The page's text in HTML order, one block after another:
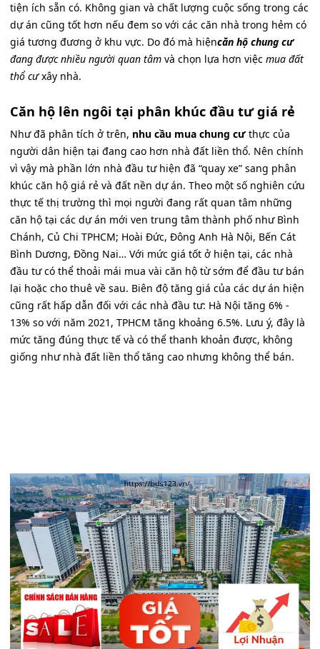
tiện ích sẵn có. Không gian và chất lượng cuộc sống trong các
dự án cũng tốt hơn nếu đem so với các căn nhà trong hẻm có
giá tương đương ở khu vực. Do đó mà hiệncăn hộ chung cư
đang được nhiều người quan tâm và chọn lựa hơn việc mua đất
thổ cưxây nhà.
Căn hộ lên ngôi tại phân khúc đầu tư giá rẻ
Như đã phân tích ở trên, nhu cầu mua chung cưthực của
người dân hiện tại đang cao hơn nhà đất liền thổ. Nên chính
vì vậy mà phần lớn nhà đầu tư hiện đã “quay xe” sang phân
khúc căn hộ giá rẻ và đất nền dự án. Theo một số nghiên cứu
thực tế thị trường thì mọi người đang rất quan tâm những
căn hộ tại các dự án mới ven trung tâm thành phố như Bình
Chánh, Củ Chi TPHCM; Hoài Đức, Đông Anh Hà Nội, Bến Cát
Bình Dương, Đồng Nai… Với mức giá tốt ở hiện tại, các nhà
đầu tư có thể thoải mái mua vài căn hộ từ sớm để đầu tư bán
lại hoặc cho thuê về sau. Biên độ tăng giá của các dự án hiện
cũng rất hấp dẫn đối với các nhà đầu tư: Hà Nội tăng 6% -
13% so với năm 2021, TPHCM tăng khoảng 6.5%. Lưu ý, đây là
mức tăng đúng thực tế và có thể thanh khoản được, không
giống như nhà đất liền thổ tăng cao nhưng không thể bán.